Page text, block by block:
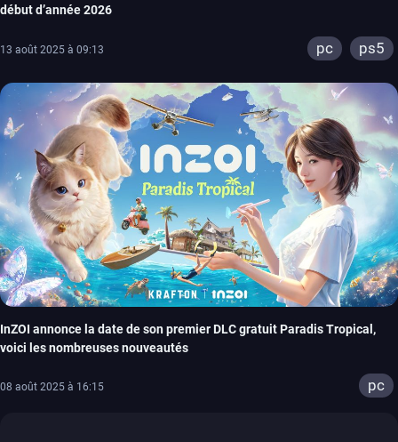
début d’année 2026
13 août 2025 à 09:13 pc ps5
InZOI annonce la date de son premier DLC gratuit Paradis Tropical,
voici les nombreuses nouveautés
08 août 2025 à 16:15 pc